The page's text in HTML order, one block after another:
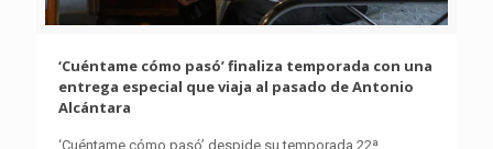
‘Cuéntame cómo pasó’ finaliza temporada con una
entrega especial que viaja al pasado de Antonio
Alcántara
‘Cuéntame cómo pasó’ despide su temporada 22ª